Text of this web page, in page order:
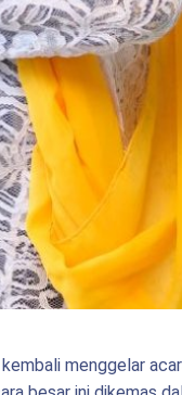
kembali menggelar